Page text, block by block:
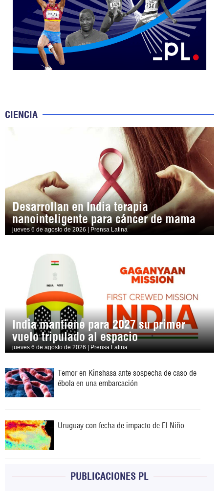
CIENCIA
Desarrollan en India terapia
nanointeligente para cáncer de mama
jueves 6 de agosto de 2026 | Prensa Latina
India mantiene para 2027 su primer
vuelo tripulado al espacio
jueves 6 de agosto de 2026 | Prensa Latina
Temor en Kinshasa ante sospecha de caso de
ébola en una embarcación
Uruguay con fecha de impacto de El Niño
PUBLICACIONES PL